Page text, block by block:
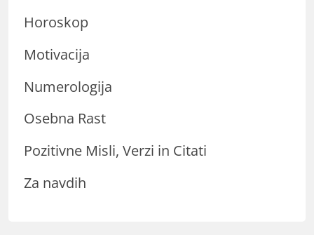
Horoskop
Motivacija
Numerologija
Osebna Rast
Pozitivne Misli, Verzi in Citati
Za navdih